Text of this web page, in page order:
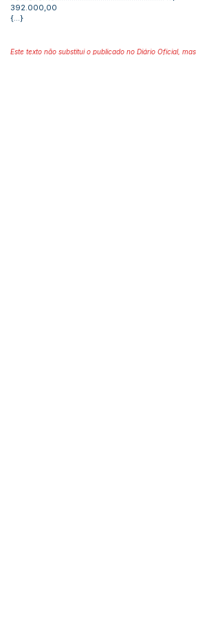
392.000,00
{...}
Este texto não substitui o publicado no Diário Oficial, mas